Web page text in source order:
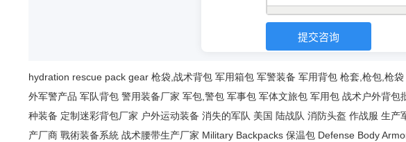
hydration rescue pack gear 枪袋,战术背包 军用箱包 军警装备 军用背包 枪套,枪包,枪袋
外军警产品 军队背包 警用装备厂家 军包,警包 军事包 军体文旅包 军用包 战术户外背包
种装备 定制迷彩背包厂家 户外运动装备 消失的军队 美国 陆战队 消防头盔 作战服 生产
产厂商 戰術装备系統 战术腰带生产厂家 Military Backpacks 保温包 Defense Body